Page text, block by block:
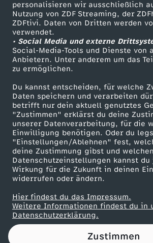
personalisieren wir ausschließlich
Nutzung von ZDF Streaming, der
ZDFtivi. Daten von Dritten werden
verwendet.
• Social Media und externe
Social-Media-Tools und Dienste von
Anbietern. Unter anderem um das
zu ermöglichen.
Du kannst entscheiden, für welche
Daten speichern und verarbeiten
betrifft nur dein aktuell genutztes
"Zustimmen" erklärst du deine
unserer Datenverarbeitung, für die
Einwilligung benötigen. Oder du
"Einstellungen/Ablehnen" fest,
deine Zustimmung gibst und
Datenschutzeinstellungen kannst
Wirkung für die Zukunft in deinen
widerrufen oder ändern.
Hier findest du das Impressum.
Weitere Informationen findest du in
Datenschutzerklärung.
Zustimmen
1
.
0
2
.
2
0
2
4
ZDF Unternehmen
Karriere
ZDF goes Schule
Werbefernsehen
Mainzelmännchen
Partner